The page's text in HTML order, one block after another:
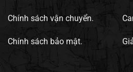
Chính sách vận chuyển.
Chính sách bảo mật.